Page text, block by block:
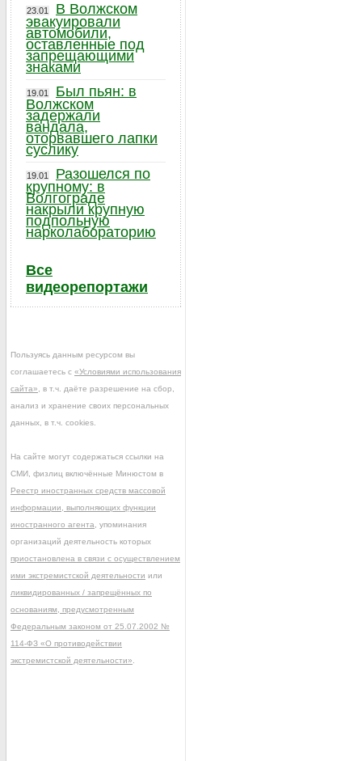
23.01
В Волжском
эвакуировали
автомобили,
оставленные под
запрещающими
знаками
19.01
Был пьян: в
Волжском
задержали
вандала,
оторвавшего лапки
суслику
19.01
Разошелся по
крупному: в
Волгограде
накрыли крупную
подпольную
нарколабораторию
Все
видеорепортажи
Пользуясь данным ресурсом вы
соглашаетесь с «Условиями использования
сайта» , в т.ч. даёте разрешение на сбор,
анализ и хранение своих персональных
данных, в т.ч. cookies.
На сайте могут содержаться ссылки на
СМИ, физлиц включённые Минюстом в
Реестр иностранных средств массовой
информации, выполняющих функции
иностранного агента , упоминания
организаций деятельность которых
приостановлена в связи с осуществлением
ими экстремистской деятельности или
ликвидированных / запрещённых по
основаниям, предусмотренным
Федеральным законом от 25.07.2002 №
114-ФЗ «О противодействии
экстремистской деятельности»